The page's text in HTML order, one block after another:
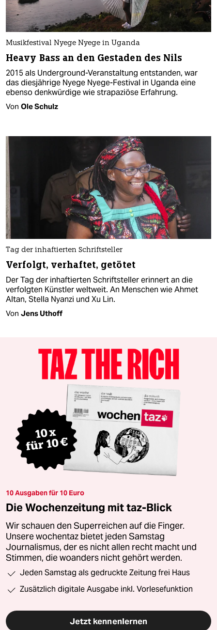
Musikfestival Nyege Nyege in Uganda
Heavy Bass an den Gestaden des Nils
2015 als Underground-Veranstaltung entstanden, war
das diesjährige Nyege Nyege-Festival in Uganda eine
ebenso denkwürdige wie strapaziöse Erfahrung.
Von Ole Schulz
Tag der inhaftierten Schriftsteller
Verfolgt, verhaftet, getötet
Der Tag der inhaftierten Schriftsteller erinnert an die
verfolgten Künstler weltweit. An Menschen wie Ahmet
Altan, Stella Nyanzi und Xu Lin.
Von Jens Uthoff
10 Ausgaben für 10 Euro
Die Wochenzeitung mit taz-Blick
Wir schauen den Superreichen auf die Finger.
Unsere wochentaz bietet jeden Samstag
Journalismus, der es nicht allen recht macht und
Stimmen, die woanders nicht gehört werden.
Jeden Samstag als gedruckte Zeitung frei Haus
Zusätzlich digitale Ausgabe inkl. Vorlesefunktion
Jetzt kennenlernen